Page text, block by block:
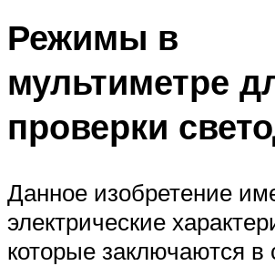
Режимы в
мультиметре
проверки
Данное изобретение
электрические
которые заключаются в